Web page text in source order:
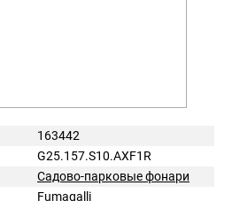
163442
G25.157.S10.AXF1R
Садово-парковые фонари
Fumagalli